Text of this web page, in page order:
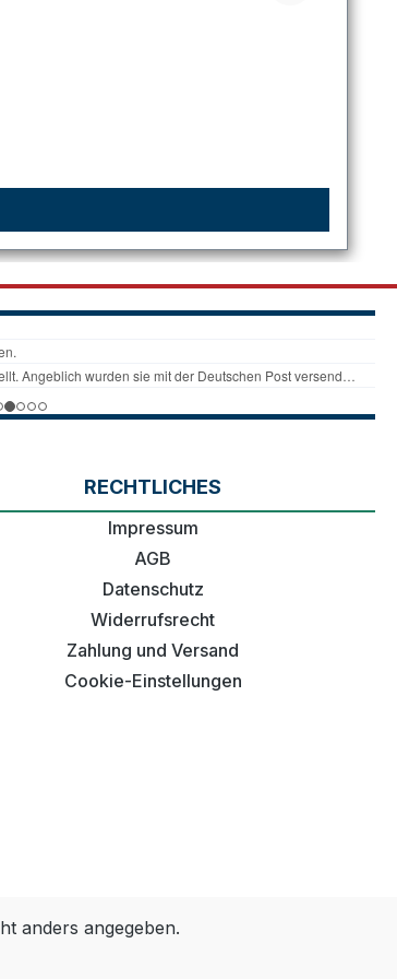
RECHTLICHES
Impressum
AGB
Datenschutz
Widerrufsrecht
Zahlung und Versand
Cookie-Einstellungen
anders angegeben.